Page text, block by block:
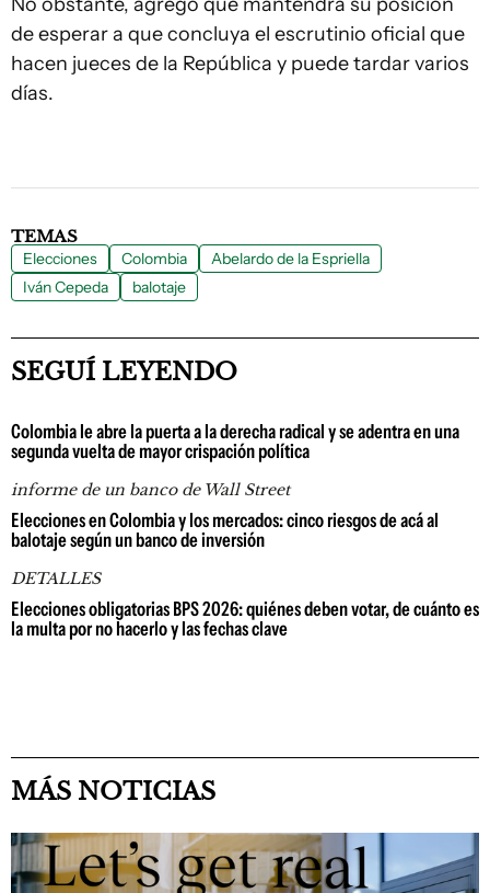
de esperar a que concluya el escrutinio oficial que
hacen jueces de la República y puede tardar varios
días.
TEMAS
Elecciones Colombia
Abelardo de la Espriella
Iván Cepeda
balotaje
SEGUÍ LEYENDO
Colombia le abre la puerta a la derecha radical y se adentra en una
segunda vuelta de mayor crispación política
informe de un banco de Wall Street
Elecciones en Colombia y los mercados: cinco riesgos de acá al
balotaje según un banco de inversión
DETALLES
Elecciones obligatorias BPS 2026: quiénes deben votar, de cuánto es
la multa por no hacerlo y las fechas clave
MÁS NOTICIAS